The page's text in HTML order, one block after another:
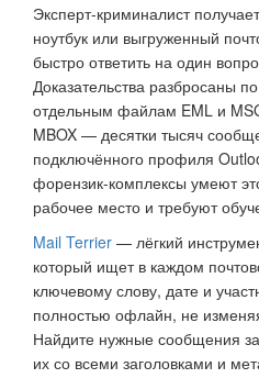
Эксперт-криминалист
ноутбук или выгруженный
быстро ответить на один
Доказательства разбросаны
отдельным файлам EML и
MBOX — десятки тысяч
подключённого профиля
форензик-комплексы умеют
рабочее место и требуют
Mail Terrier — лёгкий
который ищет в каждом
ключевому слову, дате и
полностью офлайн, не
Найдите нужные сообщения
их со всеми заголовками и